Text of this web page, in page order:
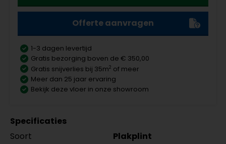
Offerte aanvragen
1-3 dagen levertijd
Gratis bezorging boven de € 350,00
Gratis snijverlies bij 35m2 of meer
Meer dan 25 jaar ervaring
Bekijk deze vloer in onze showroom
Specificaties
Soort
Plakplint